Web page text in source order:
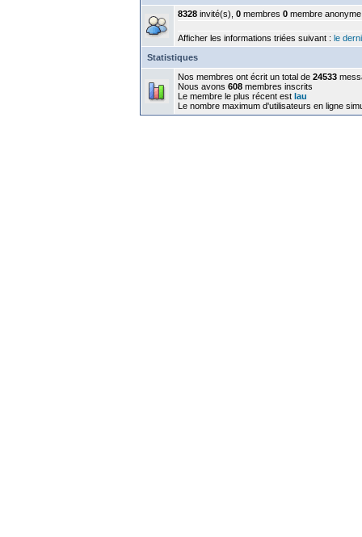
8328 invité(s), 0 membres 0 membre anonyme
Afficher les informations triées suivant : le
Statistiques
Nos membres ont écrit un total de 24533
Nous avons 608 membres inscrits
Le membre le plus récent est lau
Le nombre maximum d'utilisateurs en ligne